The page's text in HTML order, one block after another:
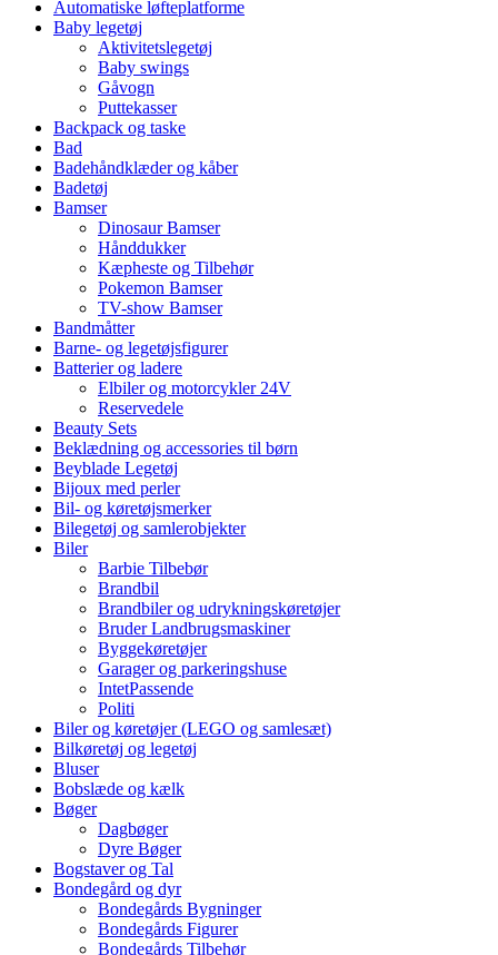
Automatiske løfteplatforme
Baby legetøj
Aktivitetslegetøj
Baby swings
Gåvogn
Puttekasser
Backpack og taske
Bad
Badehåndklæder og kåber
Badetøj
Bamser
Dinosaur Bamser
Hånddukker
Kæpheste og Tilbehør
Pokemon Bamser
TV-show Bamser
Bandmåtter
Barne- og legetøjsfigurer
Batterier og ladere
Elbiler og motorcykler 24V
Reservedele
Beauty Sets
Beklædning og accessories til børn
Beyblade Legetøj
Bijoux med perler
Bil- og køretøjsmerker
Bilegetøj og samlerobjekter
Biler
Barbie Tilbebør
Brandbil
Brandbiler og udrykningskøretøjer
Bruder Landbrugsmaskiner
Byggekøretøjer
Garager og parkeringshuse
IntetPassende
Politi
Biler og køretøjer (LEGO og samlesæt)
Bilkøretøj og legetøj
Bluser
Bobslæde og kælk
Bøger
Dagbøger
Dyre Bøger
Bogstaver og Tal
Bondegård og dyr
Bondegårds Bygninger
Bondegårds Figurer
Bondegårds Tilbehør